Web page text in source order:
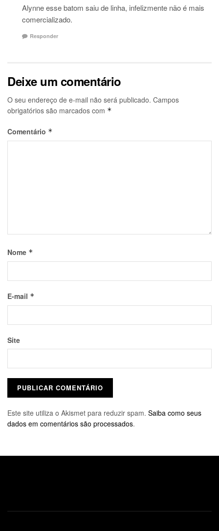
Alynne esse batom saiu de linha, infelizmente não é mais
comercializado.
Responder
Deixe um comentário
O seu endereço de e-mail não será publicado. Campos
obrigatórios são marcados com *
Comentário *
Nome *
E-mail *
Site
Este site utiliza o Akismet para reduzir spam. Saiba como seus
dados em comentários são processados.